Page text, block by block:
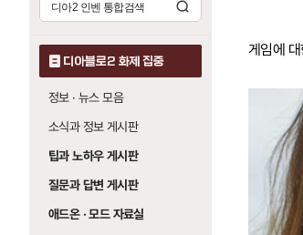
디아블로2 화제 집중
정보 · 뉴스 모음
소식과 정보 게시판
팁과 노하우 게시판
질문과 답변 게시판
애드온 · 모드 자료실
게임에